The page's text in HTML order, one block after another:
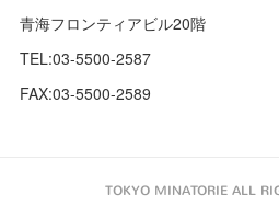
青海フロンティアビル20階
TEL:03-5500-2587
FAX:03-5500-2589
TOKYO MINATORIE ALL